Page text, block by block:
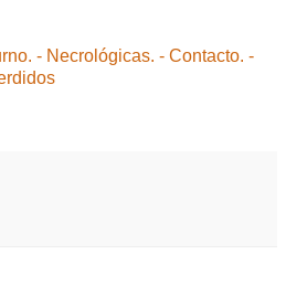
- Necrológicas. - Contacto. -